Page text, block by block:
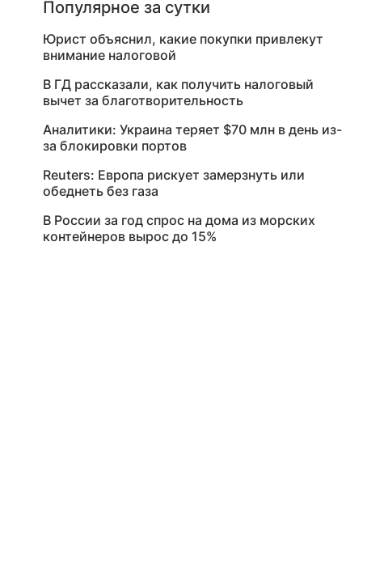
Популярное за сутки
Юрист объяснил, какие покупки привлекут
внимание налоговой
В ГД рассказали, как получить налоговый
вычет за благотворительность
Аналитики: Украина теряет $70 млн в день из-
за блокировки портов
Reuters: Европа рискует замерзнуть или
обеднеть без газа
В России за год спрос на дома из морских
контейнеров вырос до 15%